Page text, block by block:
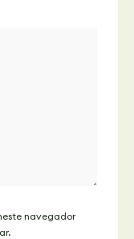
navegador